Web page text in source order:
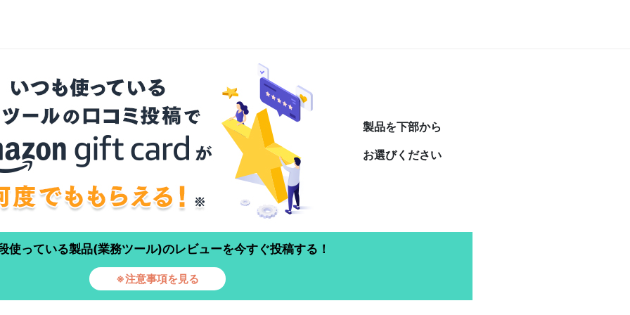
製品を下部から
お選びください
使っている製品(業務ツール)のレビューを今すぐ投稿する！
※注意事項を見る